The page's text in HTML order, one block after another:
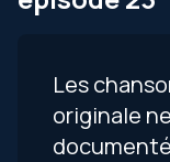
Les
originale